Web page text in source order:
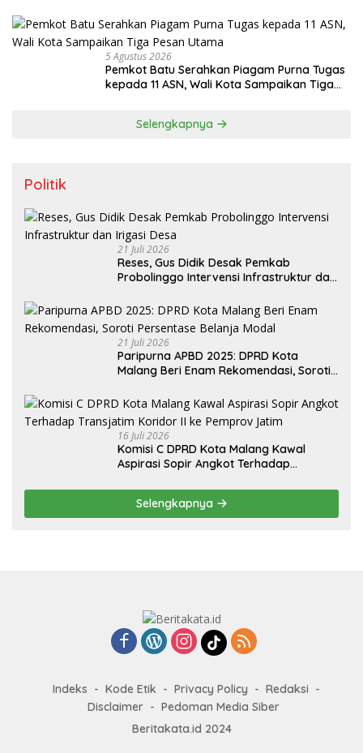
5 Agustus 2026
Pemkot Batu Serahkan Piagam Purna Tugas
kepada 11 ASN, Wali Kota Sampaikan Tiga
Selengkapnya
Politik
21 Juli 2026
Reses, Gus Didik Desak Pemkab
Probolinggo Intervensi Infrastruktur dan
21 Juli 2026
Paripurna APBD 2025: DPRD Kota
Malang Beri Enam Rekomendasi, Soroti
16 Juli 2026
Komisi C DPRD Kota Malang Kawal
Aspirasi Sopir Angkot Terhadap
Selengkapnya
Indeks Kode Etik Privacy Policy
Redaksi
Disclaimer
Pedoman Media Siber
Beritakata.id 2024